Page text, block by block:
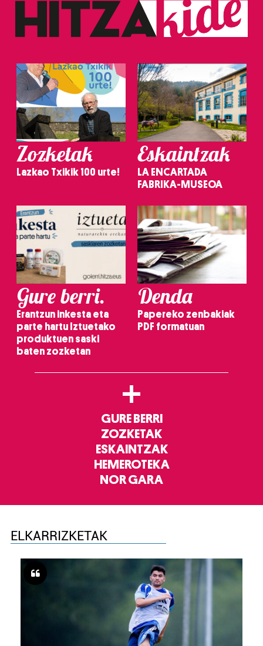
Zozketak
Lazkao Txikik 100 urte!
Eskaintzak
LA ENCARTADA
FABRIKA-MUSEOA
Gure berri.
Erantzun inkesta eta
parte hartu Iztuetako
produktuen saski
baten zozketan
Denda
Papereko zenbakiak
PDF formatuan
+
GURE BERRI
ZOZKETAK
ESKAINTZAK
HEMEROTEKA
NOR GARA
ELKARRIZKETAK